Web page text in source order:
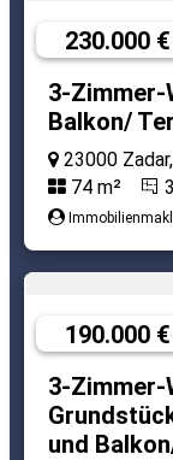
230.000 €
3-Zimmer-
Balkon/
23000
74 m²
190.000 €
3-Zimmer-
und